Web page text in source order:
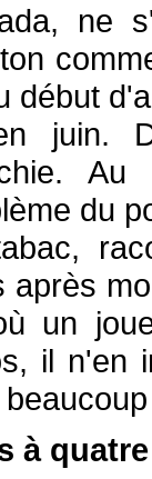
ne
début
juin.
du
après
un
il n'en
à